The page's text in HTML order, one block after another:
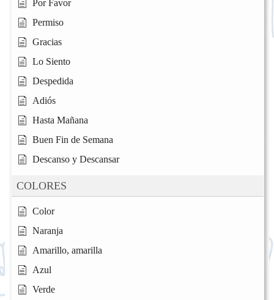
Por Favor
Permiso
Gracias
Lo Siento
Despedida
Adiós
Hasta Mañana
Buen Fin de Semana
Descanso y Descansar
COLORES
Color
Naranja
Amarillo, amarilla
Azul
Verde